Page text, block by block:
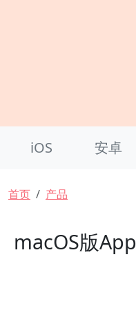
iOS 安卓
面包屑
首页 产品
macOS版App